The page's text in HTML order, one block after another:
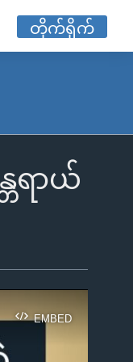
တိုက်ရိုက်
ရာယ်
EMBED